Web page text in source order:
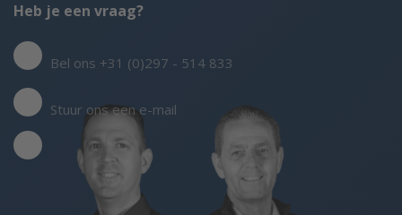
Heb je een vraag?
Bel ons +31 (0)297 - 514 833
Stuur ons een e-mail